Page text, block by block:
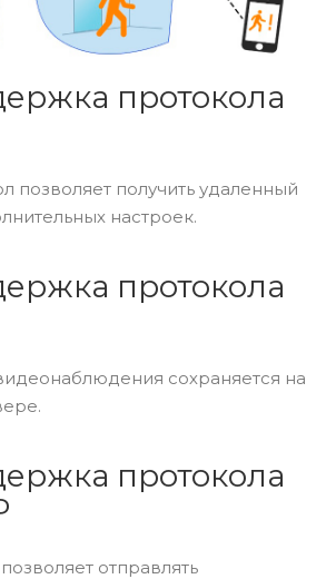
протокола
позволяет получить удаленный
настроек.
протокола
сохраняется на
протокола
отправлять